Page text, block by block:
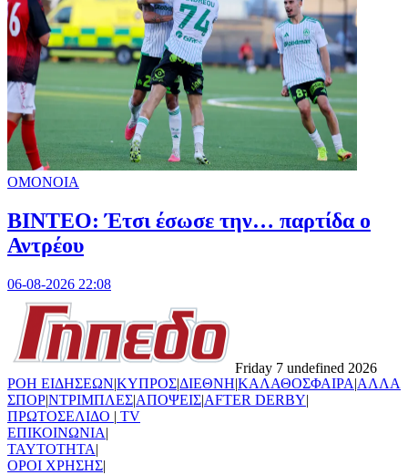
ΟΜΟΝΟΙΑ
ΒΙΝΤΕΟ: Έτσι έσωσε την… παρτίδα ο
Αντρέου
06-08-2026 22:08
Friday 7 undefined 2026
ΡΟΗ ΕΙΔΗΣΕΩΝ|ΚΥΠΡΟΣ|ΔΙΕΘΝΗ|ΚΑΛΑΘΟΣΦΑΙΡΑ|ΑΛΛΑ
ΣΠΟΡ|ΝΤΡΙΜΠΛΕΣ|ΑΠΟΨΕΙΣ|AFTER DERBY|
ΠΡΩΤΟΣΕΛΙΔΟ | TV
ΕΠΙΚΟΙΝΩΝΙΑ|
TAYTOTHTA|
ΟΡΟΙ ΧΡΗΣΗΣ|